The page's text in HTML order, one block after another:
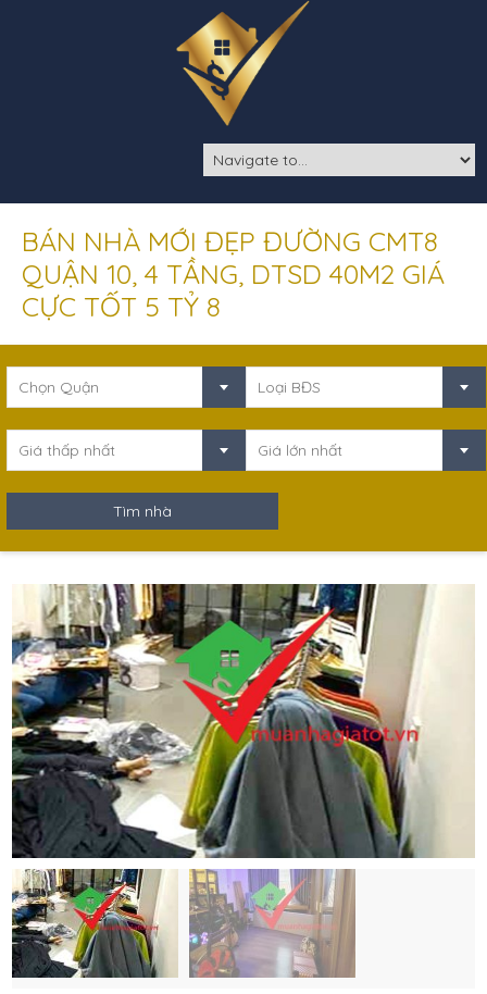
BÁN NHÀ MỚI ĐẸP ĐƯỜNG CMT8
QUẬN 10, 4 TẦNG, DTSD 40M2 GIÁ
CỰC TỐT 5 TỶ 8
Chọn Quận Loại BĐS
Giá thấp nhất Giá lớn nhất